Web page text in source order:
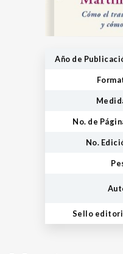
Año de
No. de
No.
Sello